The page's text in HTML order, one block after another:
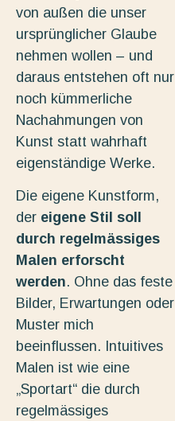
von außen die unser
ursprünglicher Glaube
nehmen wollen – und
daraus entstehen oft nur
noch kümmerliche
Nachahmungen von
Kunst statt wahrhaft
eigenständige Werke.
Die eigene Kunstform,
der eigene Stil soll
durch regelmässiges
Malen erforscht
werden. Ohne das feste
Bilder, Erwartungen oder
Muster mich
beeinflussen. Intuitives
Malen ist wie eine
„Sportart“ die durch
regelmässiges